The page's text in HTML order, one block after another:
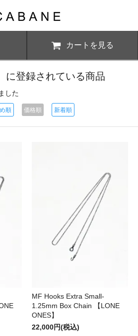
カートを見る
に登録されている商品
した
順 価格順 新着順
MF Hooks Extra Small-
1.25mm Box Chain 【LONE
ONES】
22,000円(税込)